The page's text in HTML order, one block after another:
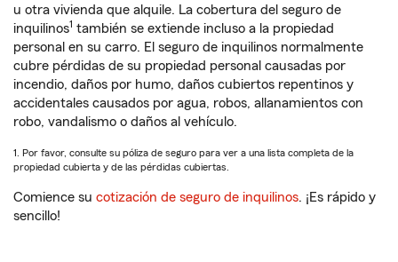
u otra vivienda que alquile. La cobertura del seguro de
inquilinos1 también se extiende incluso a la propiedad
personal en su carro. El seguro de inquilinos normalmente
cubre pérdidas de su propiedad personal causadas por
incendio, daños por humo, daños cubiertos repentinos y
accidentales causados por agua, robos, allanamientos con
robo, vandalismo o daños al vehículo.
1. Por favor, consulte su póliza de seguro para ver a una lista completa de la
propiedad cubierta y de las pérdidas cubiertas.
Comience su cotización de seguro de inquilinos. ¡Es rápido y
sencillo!